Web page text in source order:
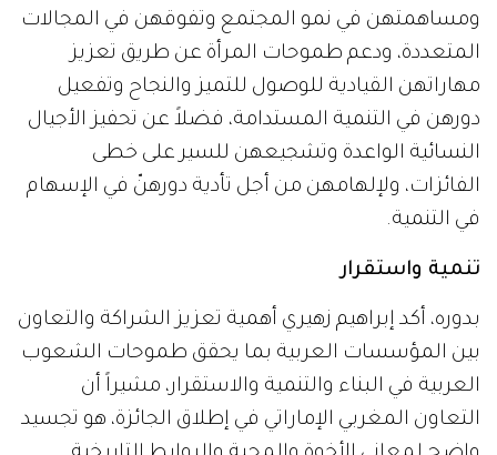
ومساهمتهن في نمو المجتمع وتفوقهن في المجالات
المتعددة، ودعم طموحات المرأة عن طريق تعزيز
مهاراتهن القيادية للوصول للتميز والنجاح وتفعيل
دورهن في التنمية المستدامة، فضلاً عن تحفيز الأجيال
النسائية الواعدة وتشجيعهن للسير على خطى
الفائزات، ولإلهامهن من أجل تأدية دورهنّ في الإسهام
في التنمية.
تنمية واستقرار
بدوره، أكد إبراهيم زهيري أهمية تعزيز الشراكة والتعاون
بين المؤسسات العربية بما يحقق طموحات الشعوب
العربية في البناء والتنمية والاستقرار، مشيراً أن
التعاون المغربي الإماراتي في إطلاق الجائزة، هو تجسيد